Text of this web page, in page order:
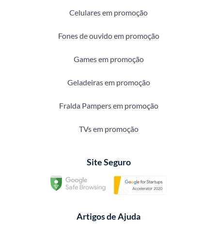
Celulares em promoção
Fones de ouvido em promoção
Games em promoção
Geladeiras em promoção
Fralda Pampers em promoção
TVs em promoção
Site Seguro
Artigos de Ajuda